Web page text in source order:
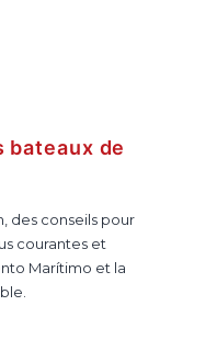
bateaux de
des conseils pour
courantes et
Marítimo et la